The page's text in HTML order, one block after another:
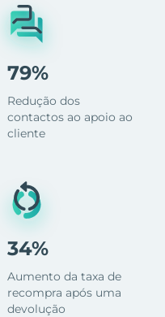
79%
Redução dos
contactos ao apoio ao
cliente
34%
Aumento da taxa de
recompra após uma
devolução